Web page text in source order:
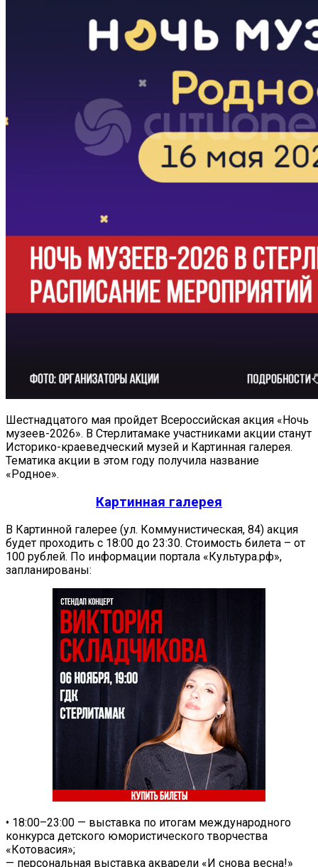
Шестнадцатого мая пройдет Всероссийская акция «Ночь
музеев-2026». В Стерлитамаке участниками акции станут
Историко-краеведческий музей и Картинная галерея.
Тематика акции в этом году получила название
«Родное».
Картинная галерея
В Картинной галерее (ул. Коммунистическая, 84) акция
будет проходить с 18:00 до 23:30. Стоимость билета – от
100 рублей. По информации портала «Культура.рф»,
запланированы:
• 18:00–23:00 — выставка по итогам международного
конкурса детского юмористического творчества
«Котовасия»;
— персональная выставка акварели «И снова весна!»